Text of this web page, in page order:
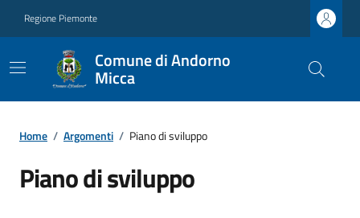
Regione Piemonte
Comune di Andorno
Micca
Home / Argomenti / Piano di sviluppo
Piano di sviluppo